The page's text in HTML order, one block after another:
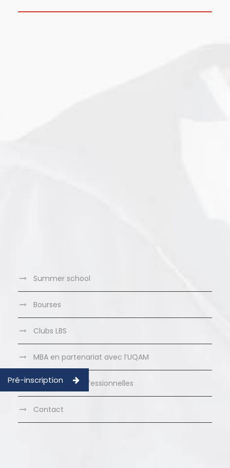
Summer school
Bourses
Clubs LBS
MBA en partenariat avec l’UQAM
Formations Professionnelles
Contact
Pré-inscription